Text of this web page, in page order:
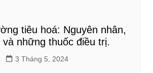
tiêu hoá: Nguyên nhân,
những thuốc điều trị.
3 Tháng 5, 2024